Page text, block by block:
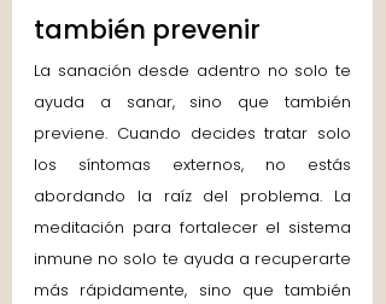
también prevenir
La sanación desde adentro no solo te
ayuda a sanar, sino que también
previene. Cuando decides tratar solo
los síntomas externos, no estás
abordando la raíz del problema. La
meditación para fortalecer el sistema
inmune no solo te ayuda a recuperarte
más rápidamente, sino que también